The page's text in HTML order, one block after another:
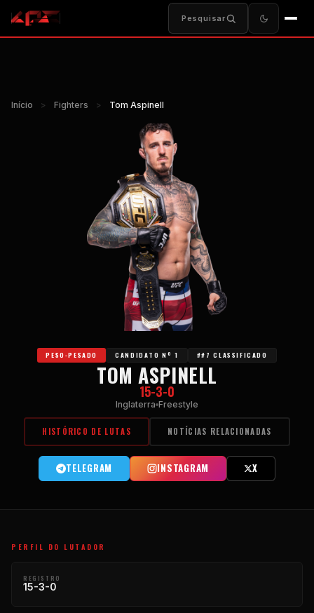
Pesquisar
Início > Fighters > Tom Aspinell
PESO-PESADO CANDIDATO Nº 1 ##7 CLASSIFICADO
TOM ASPINELL
15-3-0
Inglaterra Freestyle
HISTÓRICO DE LUTAS NOTÍCIAS RELACIONADAS
TELEGRAM INSTAGRAM X
PERFIL DO LUTADOR
REGISTRO
15-3-0